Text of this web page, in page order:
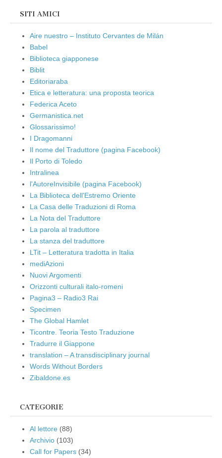
SITI AMICI
Aire nuestro – Instituto Cervantes de Milán
Babel
Biblioteca giapponese
Biblit
Editoriaraba
Etica e letteratura: una proposta teorica
Federica Aceto
Germanistica.net
Glossarissimo!
I Dragomanni
Il nome del Traduttore (pagina Facebook)
Il Porto di Toledo
Intralinea
l'AutoreInvisibile (pagina Facebook)
La Biblioteca dell'Estremo Oriente
La Casa delle Traduzioni di Roma
La Nota del Traduttore
La parola al traduttore
La stanza del traduttore
LTit – Letteratura tradotta in Italia
mediAzioni
Nuovi Argomenti
Orizzonti culturali italo-romeni
Pagina3 – Radio3 Rai
Specimen
The Global Hamlet
Ticontre. Teoria Testo Traduzione
Tradurre il Giappone
translation – A transdisciplinary journal
Words Without Borders
Zibaldone.es
CATEGORIE
Al lettore (88)
Archivio (103)
Call for Papers (34)